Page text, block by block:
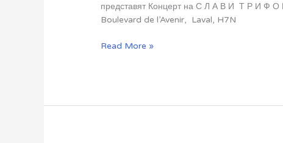
представят Концерт на С Л А В И Т Р И
Boulevard de l’Avenir, Laval, H7N
Слави
Read More »